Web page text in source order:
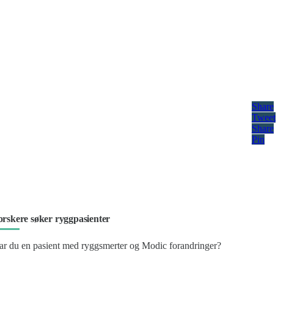
søker ryggpasienter
du en pasient med ryggsmerter og Modic forandringer?
Share
Tweet
Share
Pin